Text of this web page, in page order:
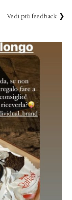
Vedi più feedback ❯